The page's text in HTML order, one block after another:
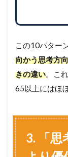
この10パター
向かう思考方
きの違い。こ
65以上にはほ
3. 「思